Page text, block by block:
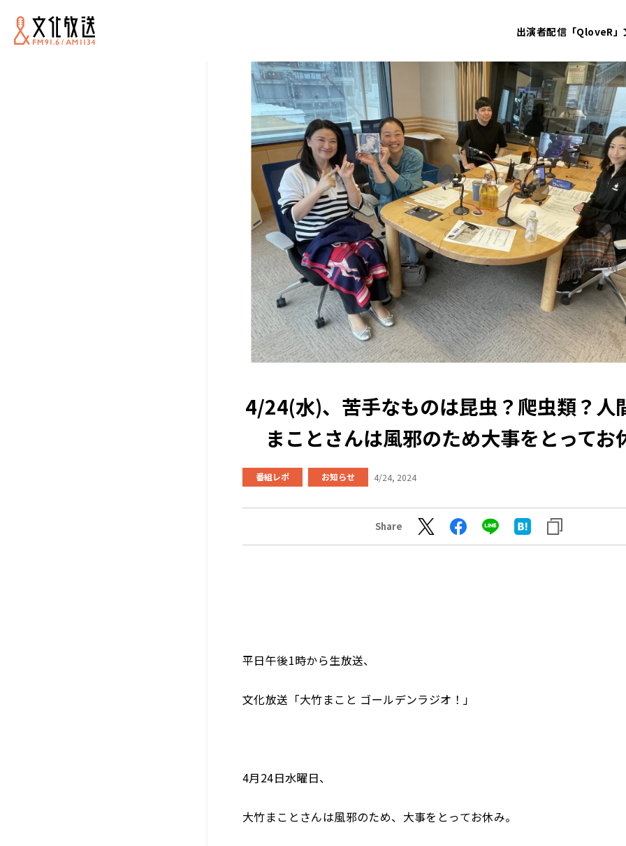
出演者配信「QloveR」
4/24(水)、苦手なものは昆虫？爬虫類？人
まことさんは風邪のため大事をとってお
番組レポ お知らせ 4/24, 2024
Share
平日午後1時から生放送、
文化放送「大竹まこと ゴールデンラジオ！」
4月24日水曜日、
大竹まことさんは風邪のため、大事をとってお休み。